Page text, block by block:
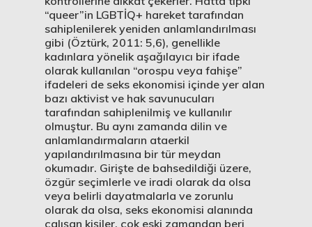
“queer”in LGBTİQ+ hareket tarafından
sahiplenilerek yeniden anlamlandırılması
gibi (Öztürk, 2011: 5,6), genellikle
kadınlara yönelik aşağılayıcı bir ifade
olarak kullanılan “orospu veya fahişe”
ifadeleri de seks ekonomisi içinde yer alan
bazı aktivist ve hak savunucuları
tarafından sahiplenilmiş ve kullanılır
olmuştur. Bu aynı zamanda dilin ve
anlamlandırmaların ataerkil
yapılandırılmasına bir tür meydan
okumadır. Girişte de bahsedildiği üzere,
özgür seçimlerle ve iradi olarak da olsa
veya belirli dayatmalarla ve zorunlu
olarak da olsa, seks ekonomisi alanında
çalışan kişiler, çok eski zamandan beri